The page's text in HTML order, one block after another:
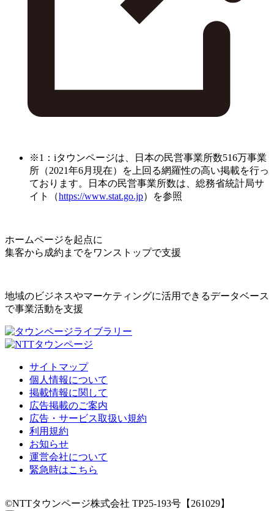
※1：iタウンページは、日本の民営事業所数516万事業
所（2021年6月現在）を上回る網羅性の高い掲載を行っ
ております。日本の民営事業所数は、総務省統計局サ
イト（https://www.stat.go.jp）を参照
ホームページを起点に
集客から成約までをワンストップで支援
地域のビジネスやマーケティングに活用できるデータベース
で事業活動を支援
サイトマップ
個人情報について
掲載情報に関して
広告掲載のご案内
広告・サービス取扱い規約
利用規約
お知らせ
運営会社について
緊急時はこちら
©NTTタウンページ株式会社 TP25-193号【261029】